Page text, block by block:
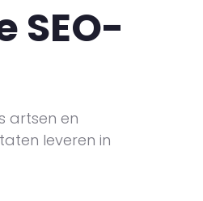
SEO-
artsen en
leveren in